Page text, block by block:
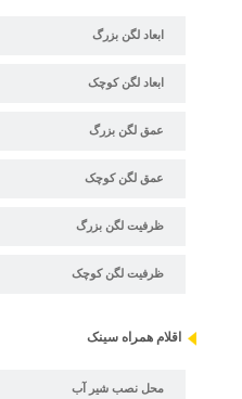
ابعاد لگن بزرگ
ابعاد لگن کوچک
عمق لگن بزرگ
عمق لگن کوچک
ظرفیت لگن بزرگ
ظرفیت لگن کوچک
اقلام همراه سینک
محل نصب شیر آب